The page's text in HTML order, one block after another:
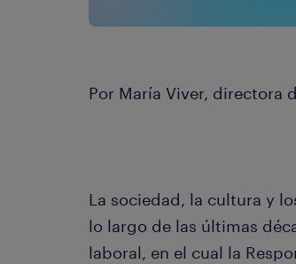
Por María Viver, directora
La sociedad, la cultura y
lo largo de las últimas
laboral, en el cual la